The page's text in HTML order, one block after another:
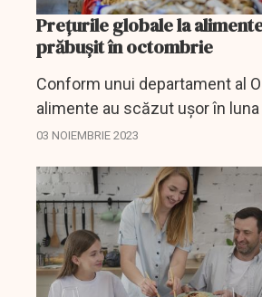
Prețurile globale la
prăbușit în octombrie
Conform unui departament al
alimente au scăzut ușor în
03 NOIEMBRIE 2023